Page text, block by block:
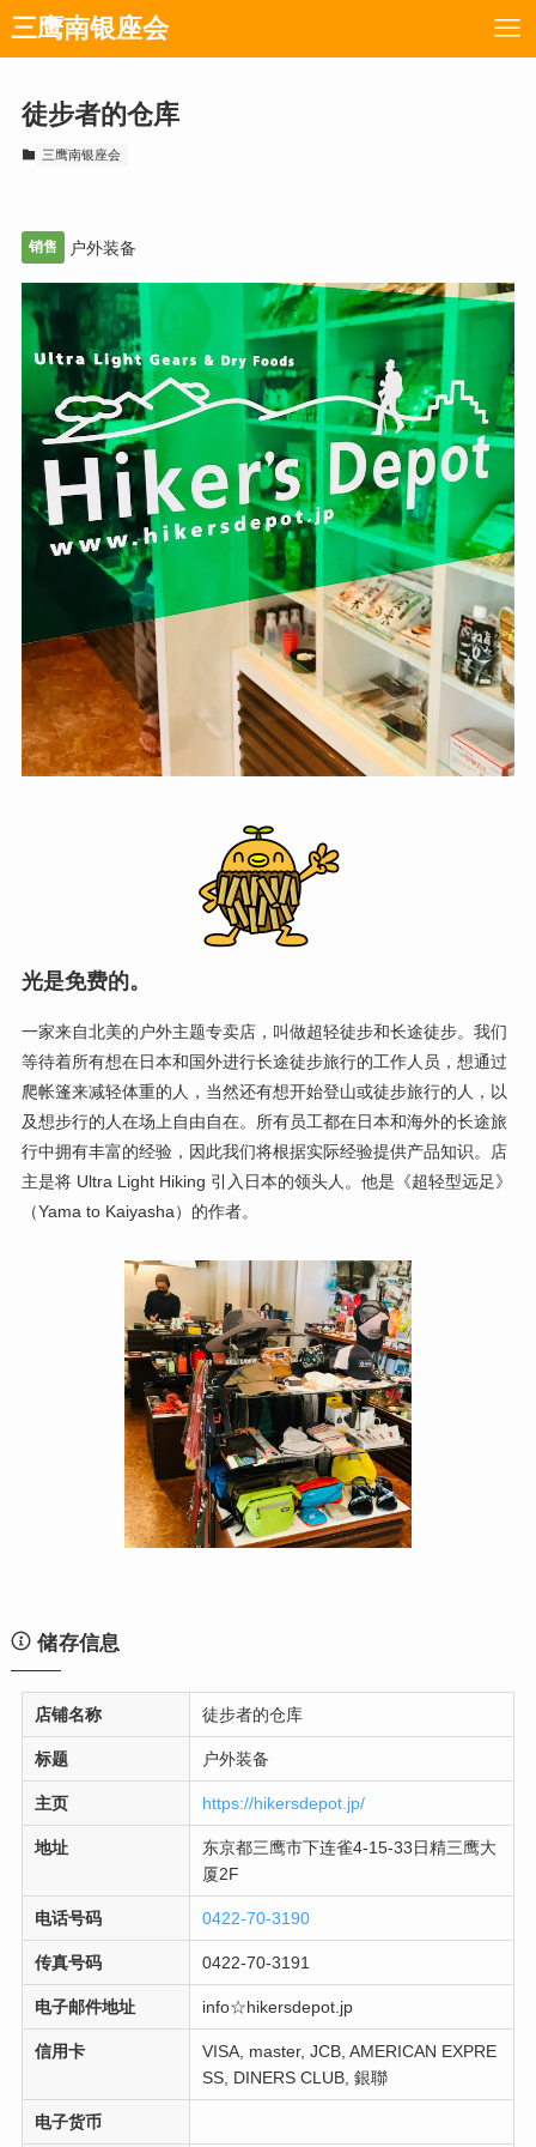
三鹰南银座会
徒步者的仓库
三鹰南银座会
销售 户外装备
光是免费的。
一家来自北美的户外主题专卖店，叫做超轻徒步和长途徒步。我们
等待着所有想在日本和国外进行长途徒步旅行的工作人员，想通过
爬帐篷来减轻体重的人，当然还有想开始登山或徒步旅行的人，以
及想步行的人在场上自由自在。所有员工都在日本和海外的长途旅
行中拥有丰富的经验，因此我们将根据实际经验提供产品知识。店
主是将 Ultra Light Hiking 引入日本的领头人。他是《超轻型远足》
（Yama to Kaiyasha）的作者。
储存信息
店铺名称 徒步者的仓库
标题 户外装备
主页 https://hikersdepot.jp/
地址
东京都三鹰市下连雀4-15-33日精三鹰大
厦2F
电话号码 0422-70-3190
传真号码 0422-70-3191
电子邮件地址 info☆hikersdepot.jp
信用卡
VISA, master, JCB, AMERICAN EXPRE
SS, DINERS CLUB, 銀聯
电子货币